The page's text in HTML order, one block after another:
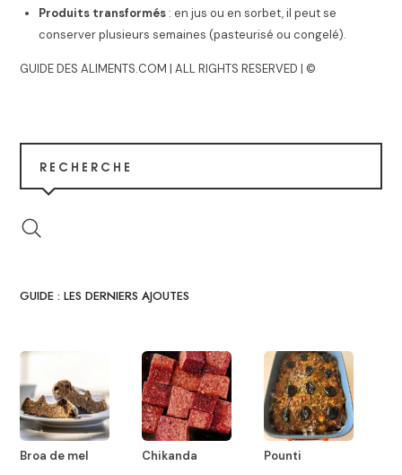
Produits transformés : en jus ou en sorbet, il peut se
conserver plusieurs semaines (pasteurisé ou congelé).
GUIDE DES ALIMENTS.COM | ALL RIGHTS RESERVED | ©
RECHERCHE
GUIDE : LES DERNIERS AJOUTES
Broa de mel Chikanda Pounti